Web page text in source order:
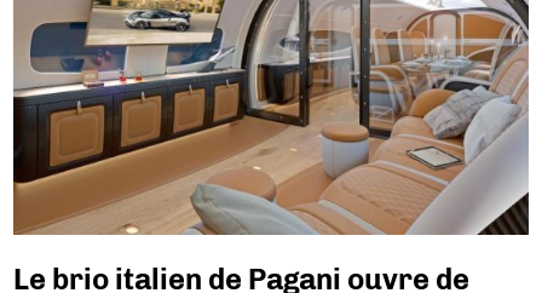
Le brio italien de Pagani ouvre de